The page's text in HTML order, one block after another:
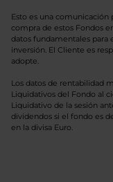
Esto es una comunicación
compra de estos Fondos
datos fundamentales para
inversión. El Cliente es
adopte.
Los datos de rentabilidad
Liquidativos del Fondo al
Liquidativo de la sesión
dividendos si el fondo es
en la divisa Euro.